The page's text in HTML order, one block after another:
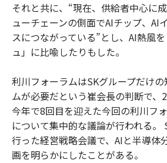
それと共に、“現在、供給者中心に
ューチェーンの側面でAIチップ、AI
スにつながっている”とし、AI熱風
ュ」に比喩したりもした。
利川フォーラムはSKグループだけ
ムが必要だという崔会長の判断で、
今年で8回目を迎えた今回の利川フ
について集中的な議論が行われる。
行った経営戦略会議で、AIと半導体
画を明らかにしたことがある。